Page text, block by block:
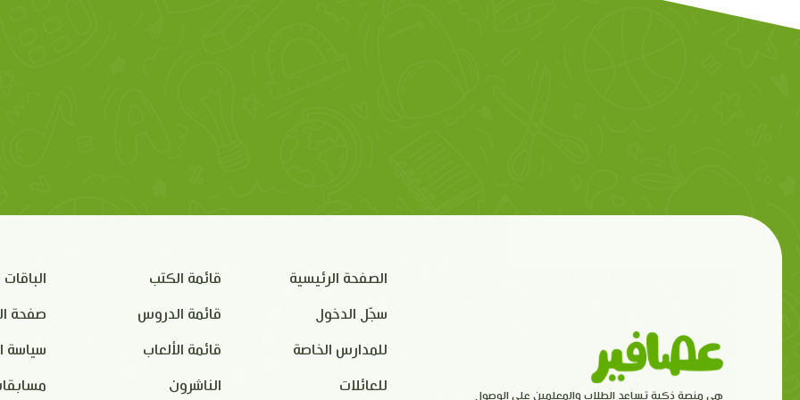
هي منصة ذكية تساعد الطلاب والمعلمين على الوصول
الصفحة الرئيسية
سجّل الدخول
للمدارس الخاصة
للعائلات
قائمة الكتب
قائمة الدروس
قائمة الألعاب
الناشرون
الباقات
صفحة
سياسة